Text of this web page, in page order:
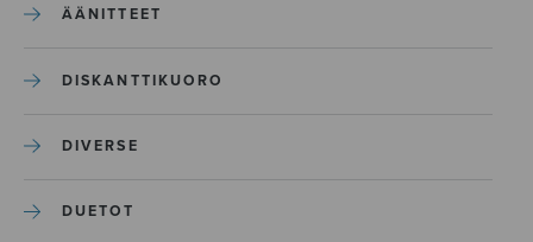
ÄÄNITTEET
DISKANTTIKUORO
DIVERSE
DUETOT